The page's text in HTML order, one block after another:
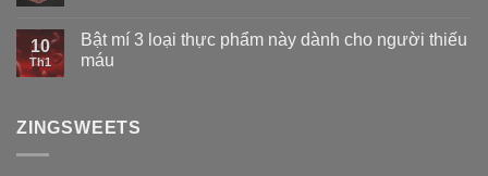
10
Th1
Bật mí 3 loại thực phẩm này dành cho người thiếu
máu
ZINGSWEETS